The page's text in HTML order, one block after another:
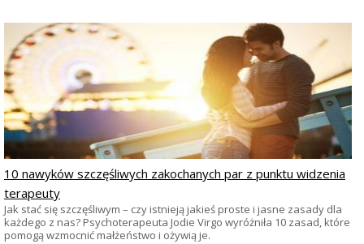
10 nawyków szczęśliwych zakochanych par z punktu widzenia
terapeuty
Jak stać się szczęśliwym – czy istnieją jakieś proste i jasne zasady dla
każdego z nas? Psychoterapeuta Jodie Virgo wyróżniła 10 zasad, które
pomogą wzmocnić małżeństwo i ożywią je.